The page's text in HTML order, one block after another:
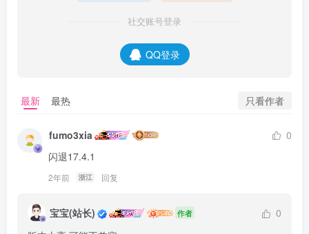
社交账号登录
QQ登录
最新 最热 只看作者
fumo3xia
0
闪退17.4.1
2年前 浙江 回复
宝宝(站长) 作者
0